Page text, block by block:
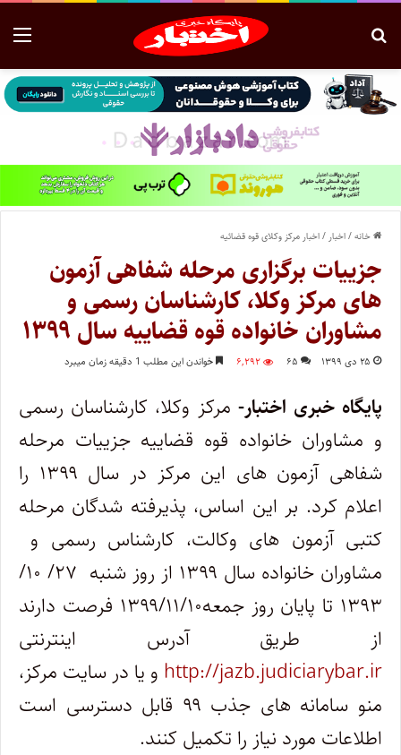
خانه/اخبار /اخبار مرکز وکلای قوه قضائیه
جزییات برگزاری مرحله شفاهی آزمون
‌های مرکز وکلا، کارشناسان رسمی و
مشاوران خانواده قوه قضاییه سال ۱۳۹۹
۲۵ دی ۱۳۹۹ ۶۵ ۶,۲۹۲ خواندن این مطلب 1 دقیقه زمان میبرد
پایگاه خبری اختبار- مرکز وکلا، کارشناسان رسمی
و مشاوران خانواده قوه قضاییه جزییات مرحله
شفاهی آزمون‌ های این مرکز در سال ۱۳۹۹ را
اعلام کرد. بر این اساس، پذیرفته شدگان مرحله
کتبی آزمون های وکالت، کارشناس رسمی و
مشاوران خانواده سال ۱۳۹۹ از روز شنبه ۲۷/ ۱۰/
۱۳۹۳ تا پایان روز جمعه۱۳۹۹/۱۱/۱۰ فرصت دارند
از طریق آدرس اینترنتی
http://jazb.judiciarybar.ir و یا در سایت مرکز،
منو سامانه های جذب ۹۹ قابل دسترسی است
اطلاعات مورد نیاز را تکمیل کنند.